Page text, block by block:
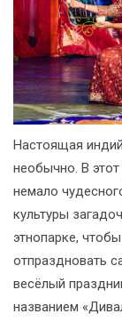
Настоящая
необычно. В
немало
культуры
этнопарке,
отпраздновать
весёлый
названием